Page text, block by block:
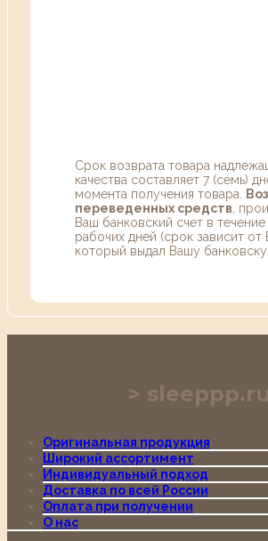
Срок возврата товара
качества составляет 7 (семь)
момента получения товара.
переведенных средств ,
Ваш банковский счет в
рабочих дней (срок зависит от
который выдал Вашу
sleeppp.ru
Оригинальная продукция
Широкий ассортимент
Индивидуальный подход
Доставка по всей России
Оплата при получении
О нас